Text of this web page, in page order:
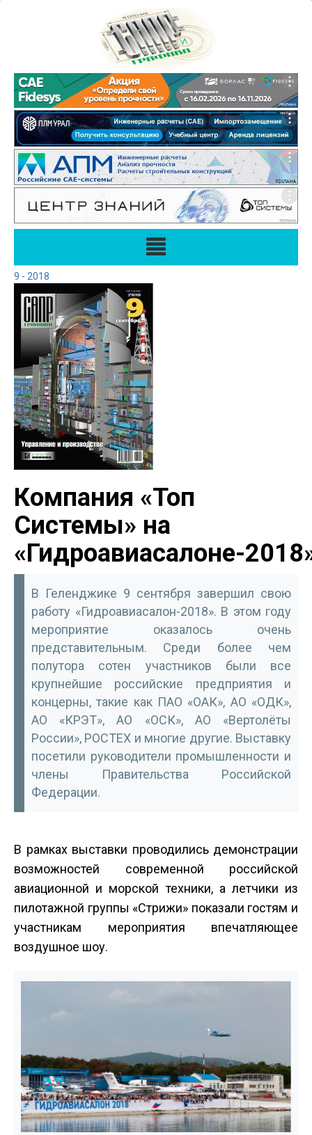
9 - 2018
Компания «Топ
Системы» на
«Гидроавиасалоне-
В Геленджике 9 сентября завершил свою
работу «Гидроавиасалон-2018». В этом году
мероприятие оказалось очень
представительным. Среди более чем
полутора сотен участников были все
крупнейшие российские предприятия и
концерны, такие как ПАО «ОАК», АО «ОДК»,
АО «КРЭТ», АО «ОСК», АО «Вертолёты
России», РОСТЕХ и многие другие. Выставку
посетили руководители промышленности и
члены Правительства Российской
Федерации.
В рамках выставки проводились демонстрации
возможностей современной российской
авиационной и морской техники, а летчики из
пилотажной группы «Стрижи» показали гостям и
участникам мероприятия впечатляющее
воздушное шоу.